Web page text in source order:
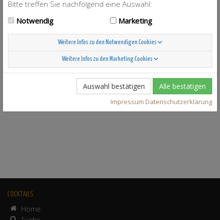
COCKTAILS
Home
Bitte treffen Sie nachfolgend eine Auswahl:
Notwendig
Marketing
Weitere Infos zu den Notwendigen Cookies
Weitere Infos zu den Marketing Cookies
Auswahl bestätigen Alle bestätigen
Impressum Datenschutzerklärung